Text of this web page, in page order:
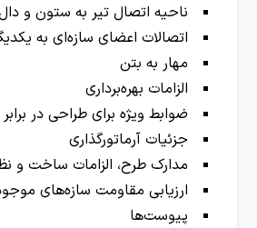
ناحیه اتصال تیر به ستون و
اتصالات اعضای سازه‌ای به
مهار به بتن
الزامات بهره‌برداری
ضوابط ویژه برای طراحی در برابر
جزئیات آرماتور‌گذاری
مدارک طرح، الزامات ساخت و
ارزیابی مقاومت سازه‌های
پیوست‌ها